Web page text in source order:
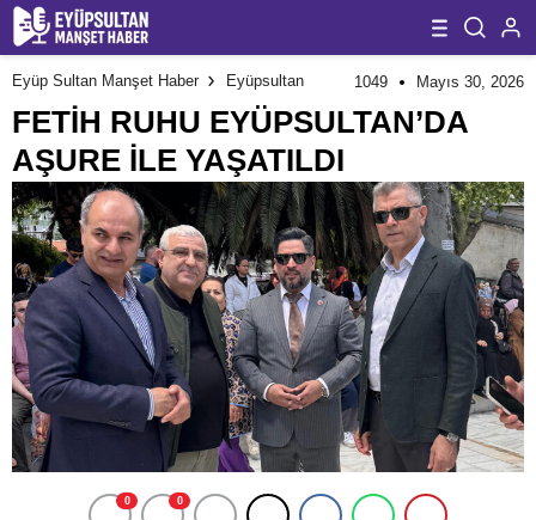
Eyüp Sultan Manşet Haber Eyüpsultan 1049 Mayıs 30, 2026
FETİH RUHU EYÜPSULTAN’DA
AŞURE İLE YAŞATILDI
0 0